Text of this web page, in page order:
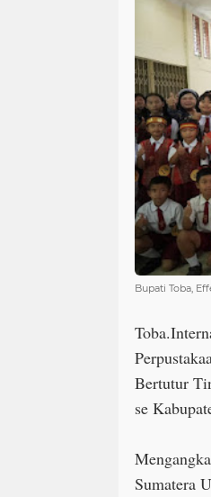
Bupati Toba,
Bertutur
se
Sumatera